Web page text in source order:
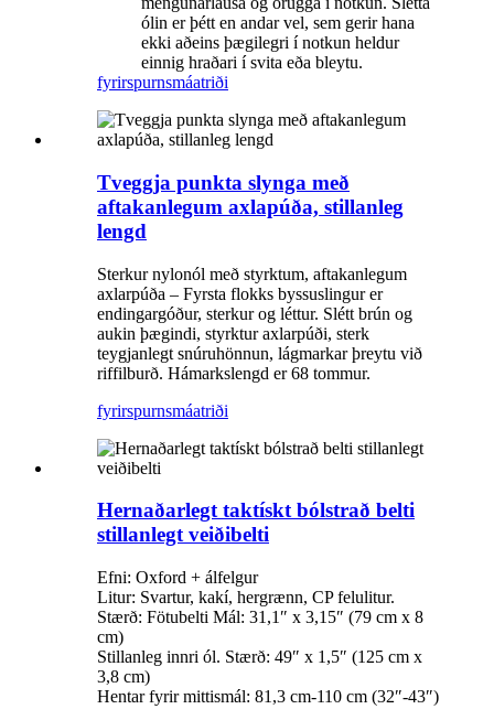
ólin er þétt en andar vel, sem gerir hana
ekki aðeins þægilegri í notkun heldur
einnig hraðari í svita eða bleytu.
fyrirspurnsmáatriði
Tveggja punkta slynga með
aftakanlegum axlapúða, stillanleg
lengd
Sterkur nylonól með styrktum, aftakanlegum
axlarpúða – Fyrsta flokks byssuslingur er
endingargóður, sterkur og léttur. Slétt brún og
aukin þægindi, styrktur axlarpúði, sterk
teygjanlegt snúruhönnun, lágmarkar þreytu við
riffilburð. Hámarkslengd er 68 tommur.
fyrirspurnsmáatriði
Hernaðarlegt taktískt bólstrað belti
stillanlegt veiðibelti
Efni: Oxford + álfelgur
Litur: Svartur, kakí, hergrænn, CP felulitur.
Stærð: Fötubelti Mál: 31,1″ x 3,15″ (79 cm x 8
cm)
Stillanleg innri ól. Stærð: 49″ x 1,5″ (125 cm x
3,8 cm)
Hentar fyrir mittismál: 81,3 cm-110 cm (32″-43″)